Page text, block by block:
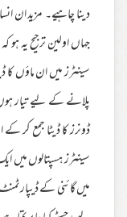
دینا چاہیے۔ مزید ان
جہاں اولین ترجیح یہ
سینٹرز میں ان ماؤں
پلانے کے لیے تیار
ڈونرز کا ڈیٹا جمع کر
سینٹرز ہسپتالوں میں
میں گائنی کے